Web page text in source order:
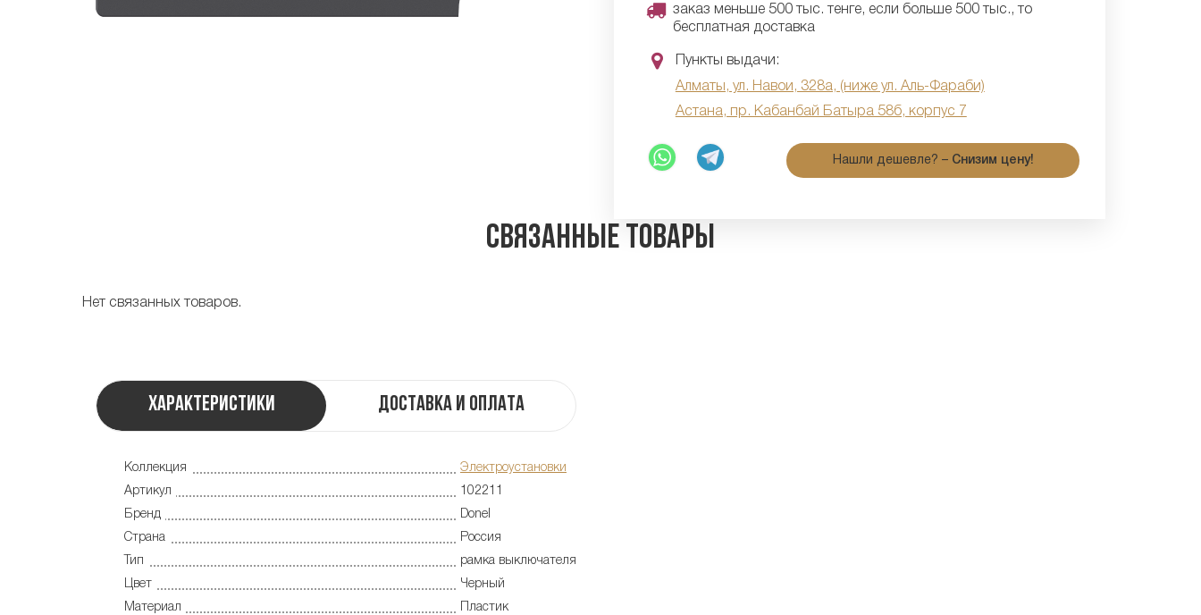
заказ меньше 500 тыс. тенге, если больше 500 тыс., то
бесплатная доставка
Пункты выдачи:
Алматы, ул. Навои, 328а, (ниже ул. Аль-Фараби)
Астана, пр. Кабанбай Батыра 58б, корпус 7
Нашли дешевле? – Снизим цену!
Связанные товары
Нет связанных товаров.
Характеристики Доставка и оплата
Коллекция
Электроустановки
Артикул
102211
Бренд
Donel
Страна
Россия
Тип
рамка выключателя
Цвет
Черный
Материал
Пластик